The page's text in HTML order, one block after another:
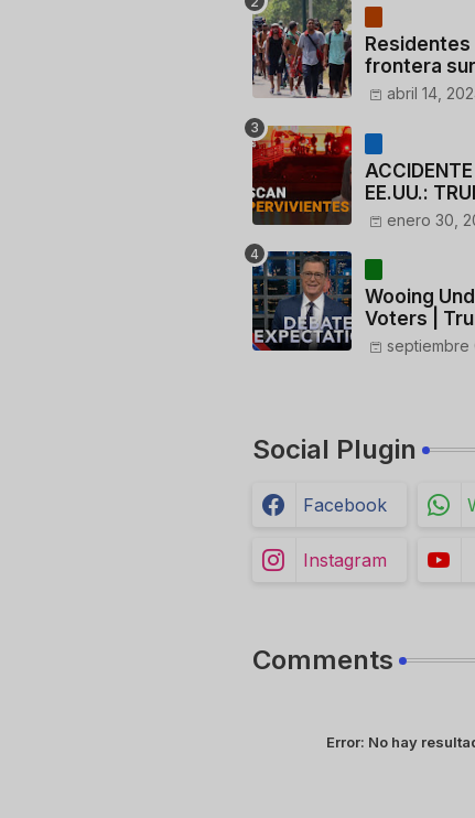
Residentes
frontera
México
dólares a
deportados
abril 14,
EE.UU.:
PILOTO del
enero 30,
Wooing
Voters |
Marijuana
septiembre
Social Plugin
Facebook
Instagram
Comments
Error: No hay